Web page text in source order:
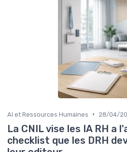
AI et Ressources Humaines • 28/04/
La CNIL vise les IA RH a
checklist que les DRH